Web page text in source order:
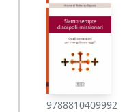
9788810409992